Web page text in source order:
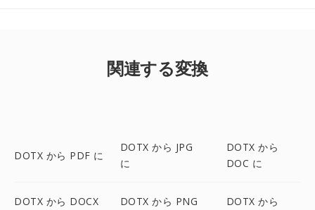
関連する変換
DOTX から PDF に
DOTX から JPG
に
DOTX から
DOC に
DOTX から DOCX
DOTX から PNG
DOTX から